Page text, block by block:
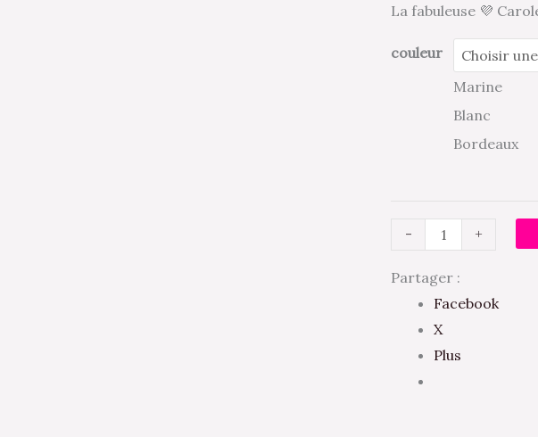
La fabuleuse 💜
couleur
Marine
Blanc
Bordeaux
- +
Partager :
Facebook
X
Plus